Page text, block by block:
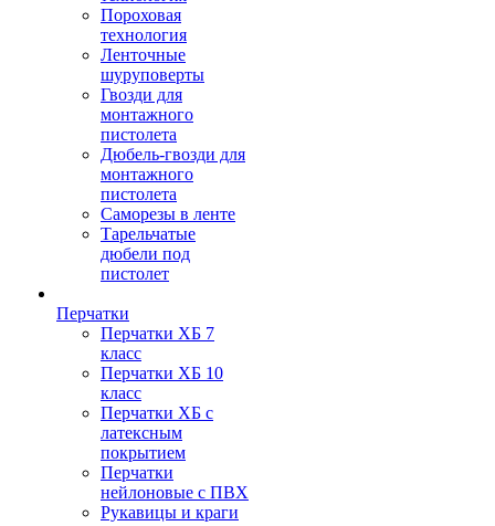
Пороховая
технология
Ленточные
шуруповерты
Гвозди для
монтажного
пистолета
Дюбель-гвозди для
монтажного
пистолета
Саморезы в ленте
Тарельчатые
дюбели под
пистолет
Перчатки
Перчатки ХБ 7
класс
Перчатки ХБ 10
класс
Перчатки ХБ с
латексным
покрытием
Перчатки
нейлоновые с ПВХ
Рукавицы и краги